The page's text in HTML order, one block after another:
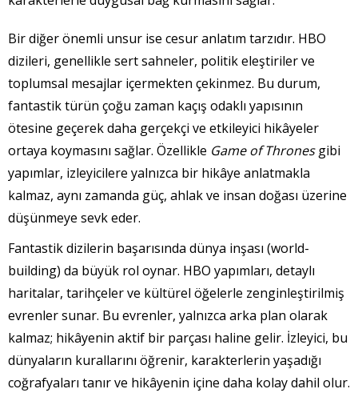
Bir diğer önemli unsur ise cesur anlatım tarzıdır. HBO
dizileri, genellikle sert sahneler, politik eleştiriler ve
toplumsal mesajlar içermekten çekinmez. Bu durum,
fantastik türün çoğu zaman kaçış odaklı yapısının
ötesine geçerek daha gerçekçi ve etkileyici hikâyeler
ortaya koymasını sağlar. Özellikle Game of Thronesgibi
yapımlar, izleyicilere yalnızca bir hikâye anlatmakla
kalmaz, aynı zamanda güç, ahlak ve insan doğası üzerine
düşünmeye sevk eder.
Fantastik dizilerin başarısında dünya inşası (world-
building) da büyük rol oynar. HBO yapımları, detaylı
haritalar, tarihçeler ve kültürel öğelerle zenginleştirilmiş
evrenler sunar. Bu evrenler, yalnızca arka plan olarak
kalmaz; hikâyenin aktif bir parçası haline gelir. İzleyici, bu
dünyaların kurallarını öğrenir, karakterlerin yaşadığı
coğrafyaları tanır ve hikâyenin içine daha kolay dahil olur.